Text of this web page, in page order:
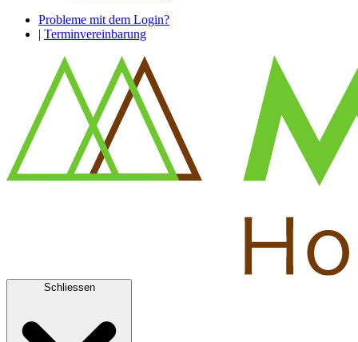
Probleme mit dem Login?
| Terminvereinbarung
Schliessen